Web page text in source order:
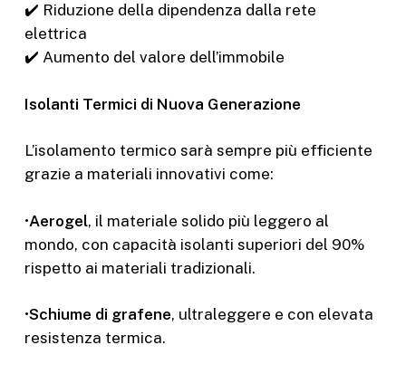
✔️ Riduzione della dipendenza dalla rete
elettrica
✔️ Aumento del valore dell’immobile
Isolanti Termici di Nuova Generazione
L’isolamento termico sarà sempre più efficiente
grazie a materiali innovativi come:
•Aerogel, il materiale solido più leggero al
mondo, con capacità isolanti superiori del 90%
rispetto ai materiali tradizionali.
•Schiume di grafene, ultraleggere e con elevata
resistenza termica.